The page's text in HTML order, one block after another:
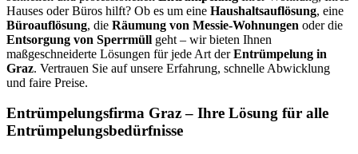
Hauses oder Büros hilft? Ob es um eine Haushaltsauflösung, eine
Büroauflösung, die Räumung von Messie-Wohnungen oder die
Entsorgung von Sperrmüll geht – wir bieten Ihnen
maßgeschneiderte Lösungen für jede Art derEntrümpelung in
Graz. Vertrauen Sie auf unsere Erfahrung, schnelle Abwicklung
und faire Preise.
Entrümpelungsfirma Graz – Ihre Lösung für alle
Entrümpelungsbedürfnisse